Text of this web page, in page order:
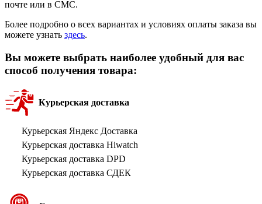
почте или в СМС.
Более подробно о всех вариантах и условиях оплаты заказа вы
можете узнать здесь.
Вы можете выбрать наиболее удобный для вас
способ получения товара:
Курьерская доставка
Курьерская Яндекс Доставка
Курьерская доставка Hiwatch
Курьерская доставка DPD
Курьерская доставка СДЕК